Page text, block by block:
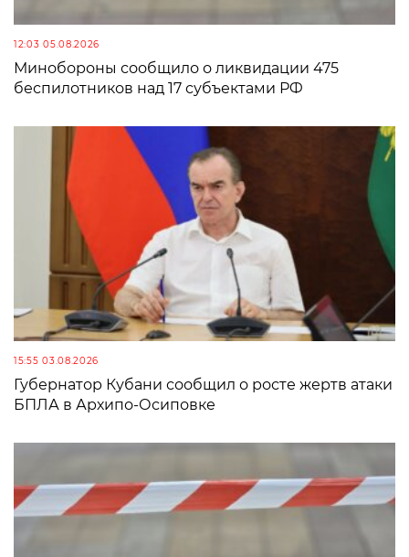
12:03 05.08.2026
Минобороны сообщило о ликвидации 475
беспилотников над 17 субъектами РФ
15:55 03.08.2026
Губернатор Кубани сообщил о росте жертв атаки
БПЛА в Архипо-Осиповке